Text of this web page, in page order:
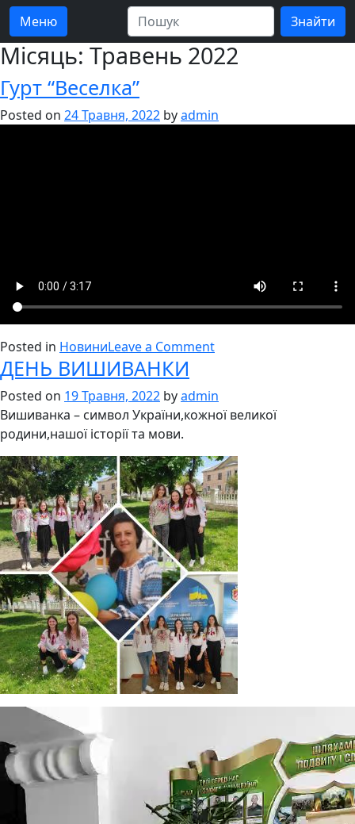
Меню
Місяць: Травень 2022
Гурт “Веселка”
Posted on 24 Травня, 2022 byadmin
Posted in НовиниLeave a Commenton
ДЕНЬ ВИШИВАНКИ
Posted on 19 Травня, 2022 byadmin
Вишиванка – символ України,кожної великої
родини,нашої історії та мови.